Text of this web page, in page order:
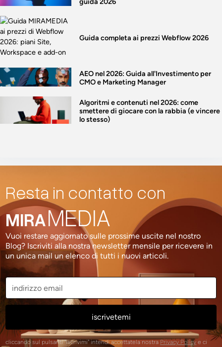
Guida completa ai prezzi Webflow 2026
AEO nel 2026: Guida all'Investimento per
CMO e Marketing Manager
Algoritmi e contenuti nel 2026: come
smettere di giocare con la rabbia (e vincere
lo stesso)
Resta in contatto con
MIRAMEDIA
Vuoi restare aggiornato sulle prossime uscite nel nostro
Blog? Iscriviti alla nostra newsletter mensile per ricevere in
un unica mail un elenco di tutti i nuovi articoli.
cliccando sul pulsanti "iscrivimi" intendi accettatela nostra Privacy Policy e ci